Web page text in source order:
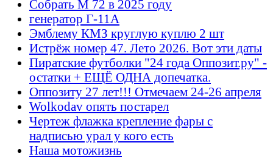
Собрать М 72 в 2025 году
генератор Г-11А
Эмблему КМЗ круглую куплю 2 шт
Истрёж номер 47. Лето 2026. Вот эти даты
Пиратские футболки "24 года Оппозит.ру" -
остатки + ЕЩЁ ОДНА допечатка.
Оппозиту 27 лет!!! Отмечаем 24-26 апреля
Wolkodav опять постарел
Чертеж флажка крепление фары с
надписью урал у кого есть
Наша мотожизнь